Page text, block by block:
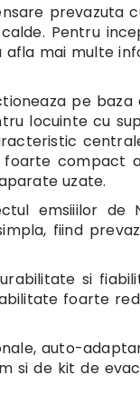
prevazuta
Pentru
mai multe
pe baza
locuinte cu
foarte compact
uzate.
emsiiilor de
fiind
si
foarte
auto-
si de kit de